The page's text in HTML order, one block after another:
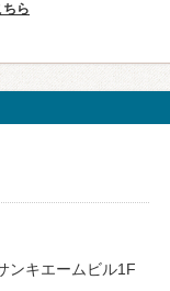
ら
ンキエームビル1F